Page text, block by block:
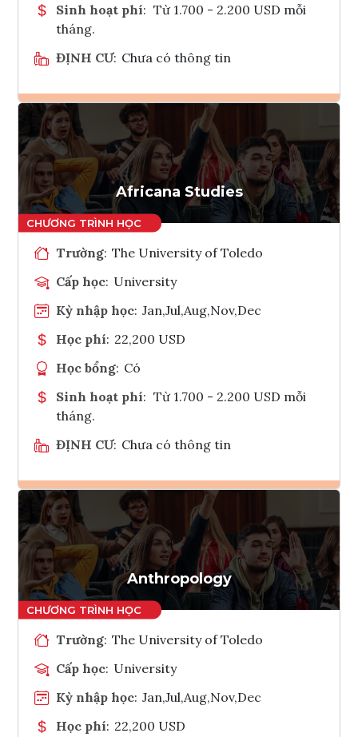
Sinh hoạt phí: Từ 1.700 - 2.200 USD mỗi
tháng.
ĐỊNH CƯ: Chưa có thông tin
Ghi danh
Tham vấn Interlink
Africana Studies
Trường: The University of Toledo
Cấp học: University
Kỳ nhập học: Jan,Jul,Aug,Nov,Dec
Học phí: 22,200 USD
Học bổng: Có
Sinh hoạt phí: Từ 1.700 - 2.200 USD mỗi
tháng.
ĐỊNH CƯ: Chưa có thông tin
Ghi danh
Tham vấn Interlink
Anthropology
Trường: The University of Toledo
Cấp học: University
Kỳ nhập học: Jan,Jul,Aug,Nov,Dec
Học phí: 22,200 USD